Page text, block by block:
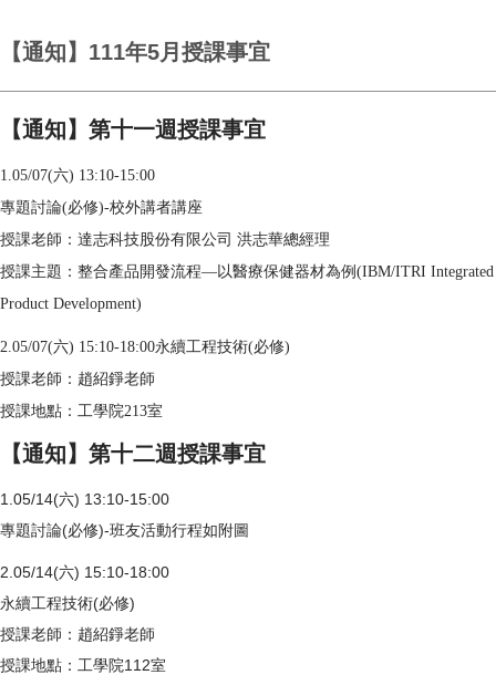
【通知】111年5月授課事宜
【通知】第十一週授課事宜
1.05/07(六) 13:10-15:00
專題討論(必修)-校外講者講座
授課老師：達志科技股份有限公司 洪志華總經理
授課主題：整合產品開發流程—以醫療保健器材為例(IBM/ITRI Integrated
Product Development)
2.05/07(六) 15:10-18:00永續工程技術(必修)
授課老師：趙紹錚老師
授課地點：工學院213室
【通知】第十二週授課事宜
1.05/14(六) 13:10-15:00
專題討論(必修)-班友活動行程如附圖
2.05/14(六) 15:10-18:00
永續工程技術(必修)
授課老師：趙紹錚老師
授課地點：工學院112室